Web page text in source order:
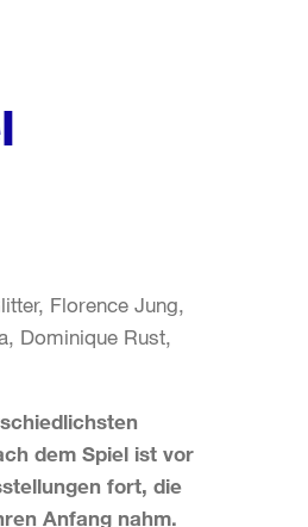
Florence Jung,
Dominique Rust,
dem Spiel ist vor
fort, die
Anfang nahm.